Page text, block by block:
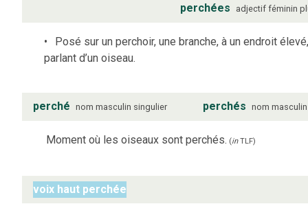
perchées adjectif féminin
Posé sur un perchoir, une branche, à un endroit
parlant d’un oiseau.
perché nom masculin singulier perchés nom masculin
Moment où les oiseaux sont perchés. (inTLF)
voix haut perchée